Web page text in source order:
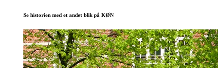
Se historien med et andet blik på KØN